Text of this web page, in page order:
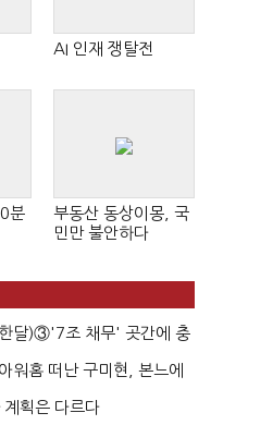
AI 인재 쟁탈전
분
부동산 동상이몽, 국
민만 불안하다
달)③'7조 채무' 곳간에 충
20년...
워홈 떠난 구미현, 본느에
…가...
계획은 다르다